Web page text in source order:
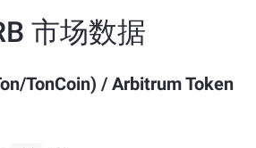
市场数据
TonCoin) / Arbitrum Token